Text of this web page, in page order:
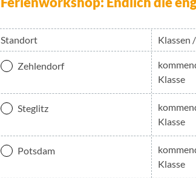
Standort Klassen
Zehlendorf
Klasse
Steglitz
Klasse
Potsdam
Klasse